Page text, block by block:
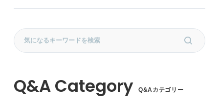
Q&Aカテゴリー